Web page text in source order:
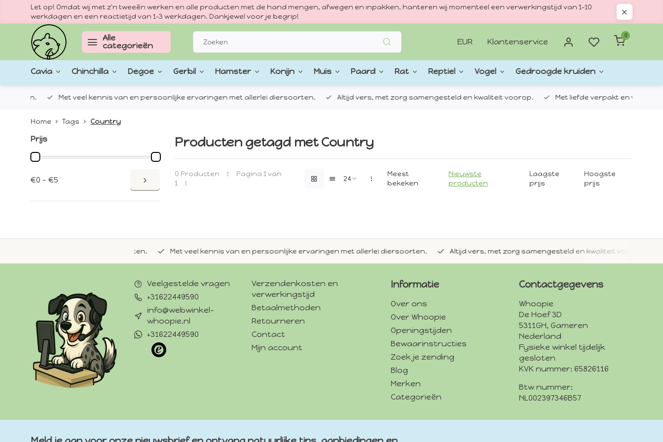
Let op! Omdat wij met z'n tweeën werken en alle producten met de hand mengen, afwegen en inpakken, hanteren wij momenteel een verwerkingstijd van 1–10
werkdagen en een reactietijd van 1–3 werkdagen. Dankjewel voor je begrip!
Alle
categorieën
EUR Klantenservice
0
Cavia Chinchilla Degoe Gerbil Hamster Konijn Muis Paard Rat Reptiel Vogel Gedroogde kruiden
Met veel kennis van en persoonlijke ervaringen met allerlei diersoorten. Altijd vers, met zorg samengesteld en kwaliteit voorop. Met liefde verpakt en verzonden.
Home Tags Country
Prijs
€0 - €5
Producten getagd met Country
0 Producten
Pagina 1 van
1
Meest
bekeken
Nieuwste
producten
Laagste
prijs
Hoogste
prijs
Met veel kennis van en persoonlijke ervaringen met allerlei diersoorten. Altijd vers, met zorg samengesteld en kwaliteit voorop.
Veelgestelde vragen
+31622449590
info@webwinkel-
whoopie.nl
+31622449590
Verzendenkosten en
verwerkingstijd
Betaalmethoden
Retourneren
Contact
Mijn account
Informatie
Over ons
Over Whoopie
Openingstijden
Bewaarinstructies
Zoek je zending
Blog
Merken
Categorieën
Contactgegevens
Whoopie
De Hoef 3D
5311GH, Gameren
Nederland
Fysieke winkel tijdelijk
gesloten
KVK nummer: 65826116
Btw nummer:
NL002397346B57